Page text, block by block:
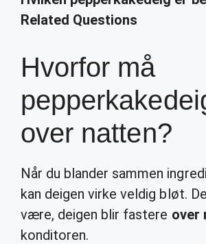
Related Questions
Hvorfor må
over natten?
Når du blander sammen
kan deigen virke veldig bløt.
være, deigen blir fastere over
konditoren.